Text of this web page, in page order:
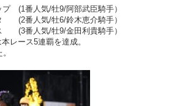
(1番人気/牡9/阿部武臣騎手）
(2番人気/牡6/鈴木恵介騎手）
(3番人気/牡9/金田利貴騎手）
レース5連覇を達成。